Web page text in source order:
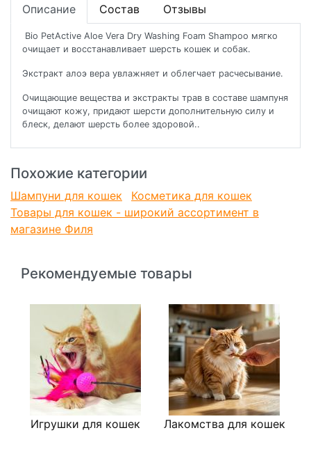
Описание Состав Отзывы
Bio PetActive Aloe Vera Dry Washing Foam Shampoo мягко
очищает и восстанавливает шерсть кошек и собак.
Экстракт алоэ вера увлажняет и облегчает расчесывание.
Очищающие вещества и экстракты трав в составе шампуня
очищают кожу, придают шерсти дополнительную силу и
блеск, делают шерсть более здоровой..
Похожие категории
Шампуни для кошек
Косметика для кошек
Товары для кошек - широкий ассортимент в
магазине Филя
Рекомендуемые товары
Игрушки для кошек Лакомства для кошек